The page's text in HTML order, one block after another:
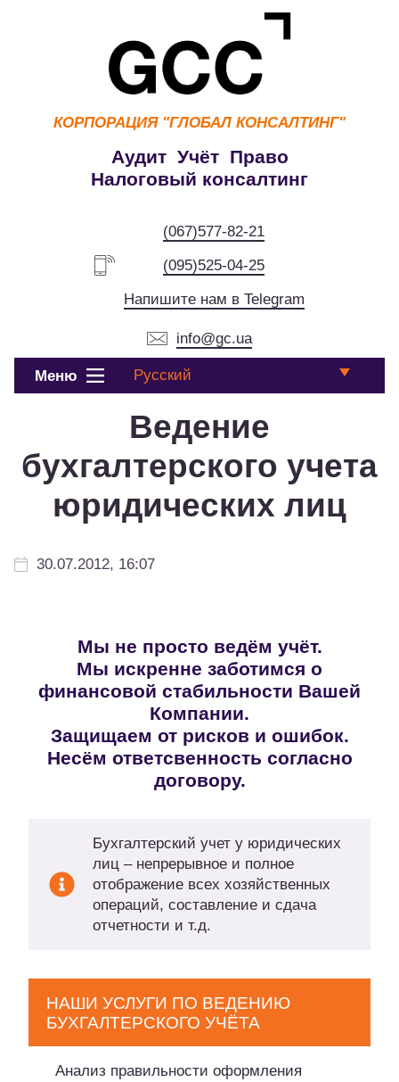
КОРПОРАЦИЯ "ГЛОБАЛ КОНСАЛТИНГ"
Аудит Учёт Право
Налоговый консалтинг
(067)577-82-21
(095)525-04-25
Напишите нам в Telegram
info@gc.ua
Меню Русский
Ведение
бухгалтерского учета
юридических лиц
30.07.2012, 16:07
Мы не просто ведём учёт.
Мы искренне заботимся о
финансовой стабильности Вашей
Компании.
Защищаем от рисков и ошибок.
Несём ответсвенность согласно
договору.
Бухгалтерский учет у юридических
лиц – непрерывное и полное
отображение всех хозяйственных
операций, составление и сдача
отчетности и т.д.
НАШИ УСЛУГИ ПО ВЕДЕНИЮ
БУХГАЛТЕРСКОГО УЧЁТА
Анализ правильности оформления